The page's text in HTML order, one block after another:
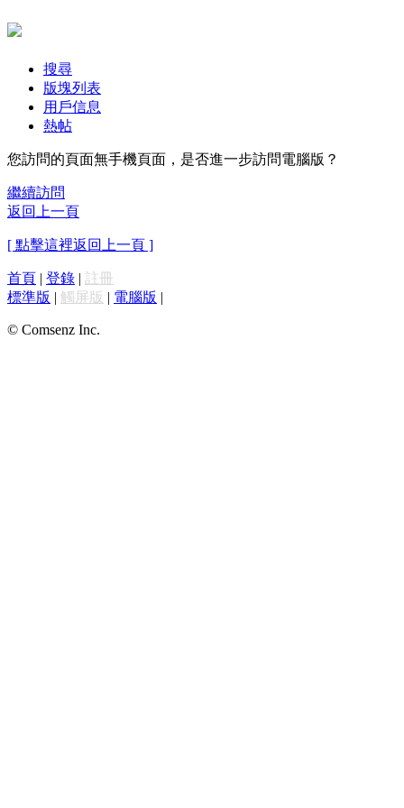
搜尋
版塊列表
用戶信息
熱帖
您訪問的頁面無手機頁面，是否進一步訪問電腦版？
繼續訪問
返回上一頁
[ 點擊這裡返回上一頁 ]
首頁 | 登錄 | 註冊
標準版 | 觸屏版 | 電腦版 |
© Comsenz Inc.